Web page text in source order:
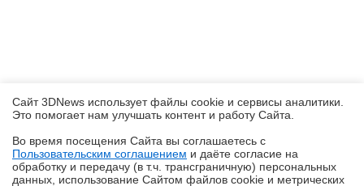
Сайт 3DNews использует файлы cookie и сервисы аналитики.
Это помогает нам улучшать контент и работу Cайта.
Во время посещения Cайта вы соглашаетесь с
Пользовательским соглашением и даёте согласие на
обработку и передачу (в т.ч. трансграничную) персональных
данных, использование Cайтом файлов cookie и метрических